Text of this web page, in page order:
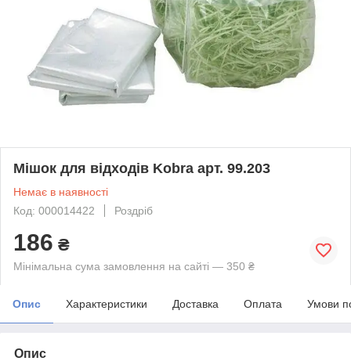
Мішок для відходів Kobra арт. 99.203
Немає в наявності
Код: 000014422
Роздріб
186 ₴
Мінімальна сума замовлення на сайті — 350 ₴
Опис Характеристики Доставка Оплата Умови
Опис